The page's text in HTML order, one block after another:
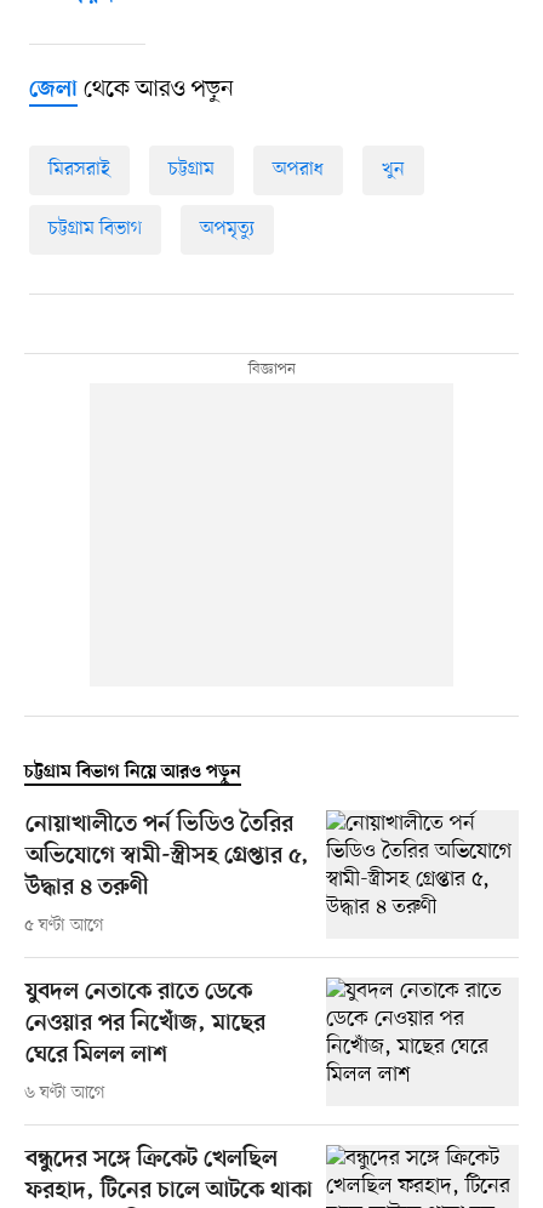
জেলাথেকে আরও পড়ুন
মিরসরাই চট্টগ্রাম অপরাধ খুন
চট্টগ্রাম বিভাগ অপমৃত্যু
চট্টগ্রাম বিভাগ নিয়ে আরও পড়ুন
নোয়াখালীতে পর্ন ভিডিও তৈরির
অভিযোগে স্বামী-স্ত্রীসহ গ্রেপ্তার ৫,
উদ্ধার ৪ তরুণী
৫ ঘণ্টা আগে
যুবদল নেতাকে রাতে ডেকে
নেওয়ার পর নিখোঁজ, মাছের
ঘেরে মিলল লাশ
৬ ঘণ্টা আগে
বন্ধুদের সঙ্গে ক্রিকেট খেলছিল
ফরহাদ, টিনের চালে আটকে থাকা